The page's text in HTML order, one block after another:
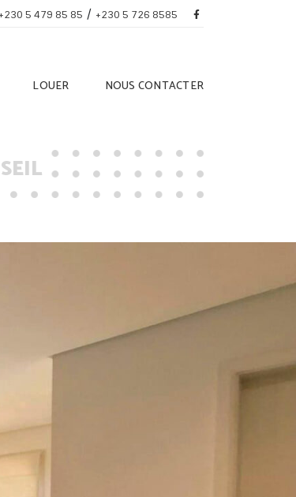
+230 5 479 85 85 / +230 5 726 8585
LOUER NOUS CONTACTER